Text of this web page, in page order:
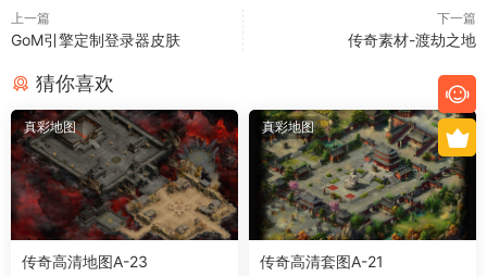
上一篇
GoM引擎定制登录器皮肤
下一篇
传奇素材-渡劫之地
猜你喜欢
真彩地图
传奇高清地图A-23
真彩地图
传奇高清套图A-21